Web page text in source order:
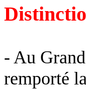
- Au
remporté